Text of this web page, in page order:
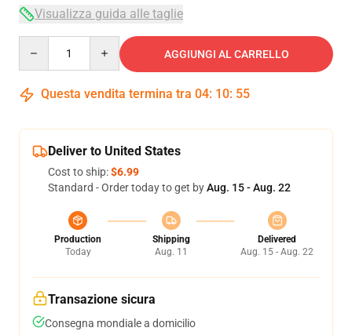
Visualizza guida alle taglie
AGGIUNGI AL CARRELLO
Questa vendita termina tra 04: 10: 54
Deliver to United States
Cost to ship:$6.99
Standard - Order today to get byAug. 15 - Aug. 22
Production
Today
Shipping
Aug. 11
Delivered
Aug. 15 - Aug. 22
Transazione sicura
Consegna mondiale a domicilio